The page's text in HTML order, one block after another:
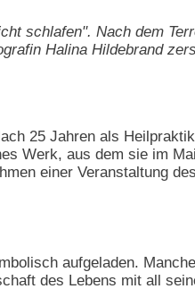
schlafen". Nach dem
Halina Hildebrand
25 Jahren als
Werk, aus dem sie im
einer Veranstaltung
aufgeladen.
des Lebens mit all